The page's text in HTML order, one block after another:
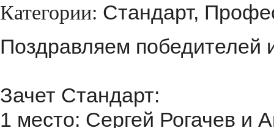
Категории: Стандарт,
Поздравляем победителей
Зачет Стандарт:
1 место: Сергей Рогачев и